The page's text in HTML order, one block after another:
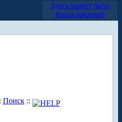
Здесь может быть
Ваша реклама!
Поиск::